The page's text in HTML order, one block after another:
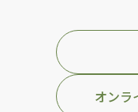
オンラ